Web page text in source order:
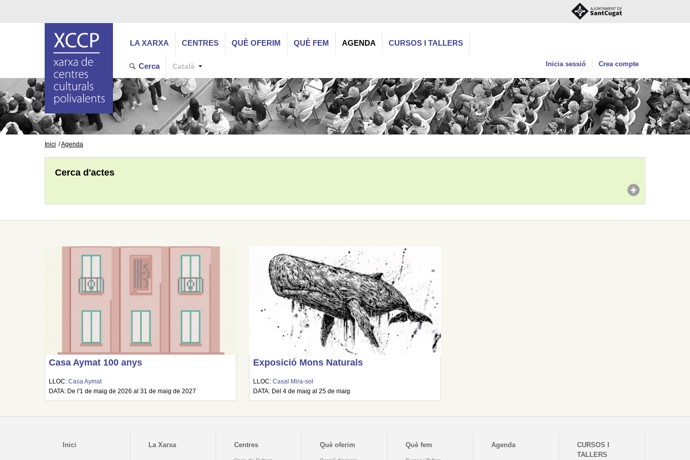
LA XARXA CENTRES QUÈ OFERIM QUÈ FEM AGENDA CURSOS I TALLERS
Cerca Català Inicia sessió Crea compte
Inici Agenda
Cerca d'actes
Casa Aymat 100 anys
LLOC:Casa Aymat
DATA: De l'1 de maig de 2026 al 31 de maig de 2027
Exposició Mons Naturals
LLOC:Casal Mira-sol
DATA: Del 4 de maig al 25 de maig
Inici La Xarxa Centres Què oferim Què fem Agenda
CURSOS I
TALLERS